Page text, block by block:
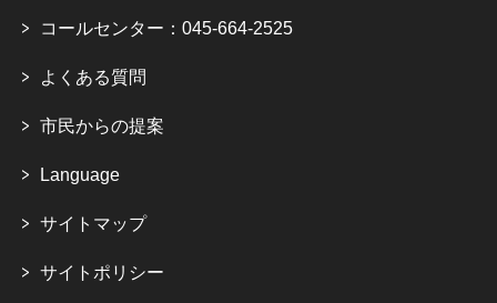
コールセンター：045-664-2525
よくある質問
市民からの提案
Language
サイトマップ
サイトポリシー